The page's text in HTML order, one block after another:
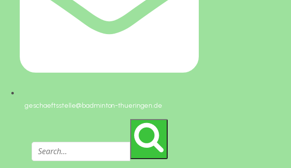
geschaeftsstelle@badminton-thueringen.de